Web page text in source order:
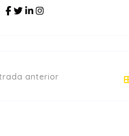
anterior